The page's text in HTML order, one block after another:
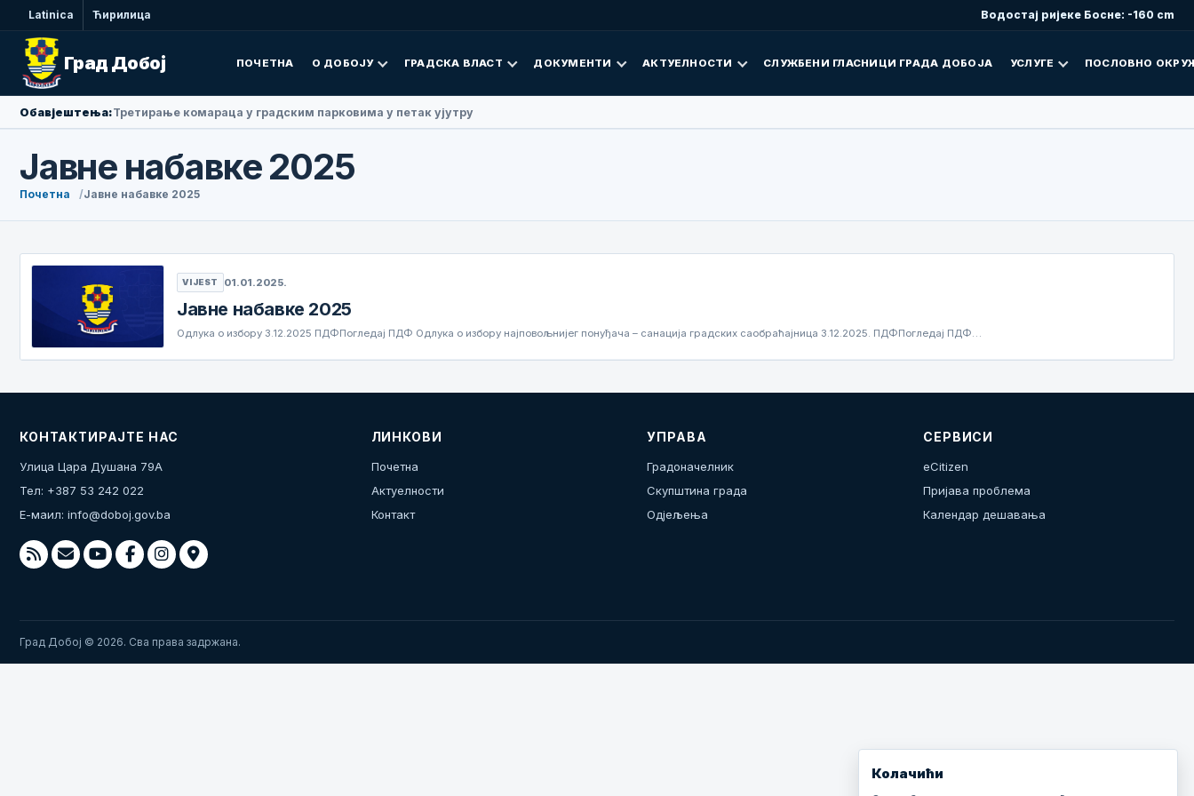
Latinica Ћирилица Водостај ријеке Босне: -160 cm
Град Добој ПОЧЕТНА О ДОБОЈУ ГРАДСКА ВЛАСТ ДОКУМЕНТИ АКТУЕЛНОСТИ СЛУЖБЕНИ ГЛАСНИЦИ ГРАДА ДОБОЈА УСЛУГЕ ПОСЛОВНО
Обавјештења:Третирање комараца у градским парковима у петак ујутру
Јавне набавке 2025
Почетна Јавне набавке 2025
VIJEST 01.01.2025.
Јавне набавке 2025
Одлука о избору 3.12.2025 ПДФПогледај ПДФ Одлука о избору најповољнијег понуђача – санација градских саобраћајница 3.12.2025. ПДФПогледај ПДФ…
КОНТАКТИРАЈТЕ НАС
Улица Цара Душана 79А
Тел: +387 53 242 022
Е-маил: info@doboj.gov.ba
ЛИНКОВИ
Почетна
Актуелности
Контакт
УПРАВА
Градоначелник
Скупштина града
Одјељења
СЕРВИСИ
eCitizen
Пријава проблема
Календар дешавања
Град Добој © 2026. Сва права задржана.
Колачићи